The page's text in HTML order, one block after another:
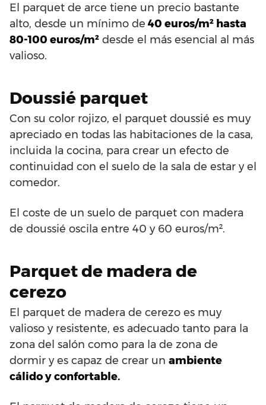
El parquet de arce tiene un precio bastante
alto, desde un mínimo de 40 euros/m² hasta
80-100 euros/m² desde el más esencial al más
valioso.
Doussié parquet
Con su color rojizo, el parquet doussié es muy
apreciado en todas las habitaciones de la casa,
incluida la cocina, para crear un efecto de
continuidad con el suelo de la sala de estar y el
comedor.
El coste de un suelo de parquet con madera
de doussié oscila entre 40 y 60 euros/m².
Parquet de madera de
cerezo
El parquet de madera de cerezo es muy
valioso y resistente, es adecuado tanto para la
zona del salón como para la de zona de
dormir y es capaz de crear un ambiente
cálido y confortable.